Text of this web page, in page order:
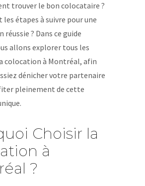
trouver le bon colocataire ?
les étapes à suivre pour une
? Dans ce guide
allons explorer tous les
colocation à Montréal, afin
dénicher votre partenaire
pleinement de cette
Choisir la
à
?